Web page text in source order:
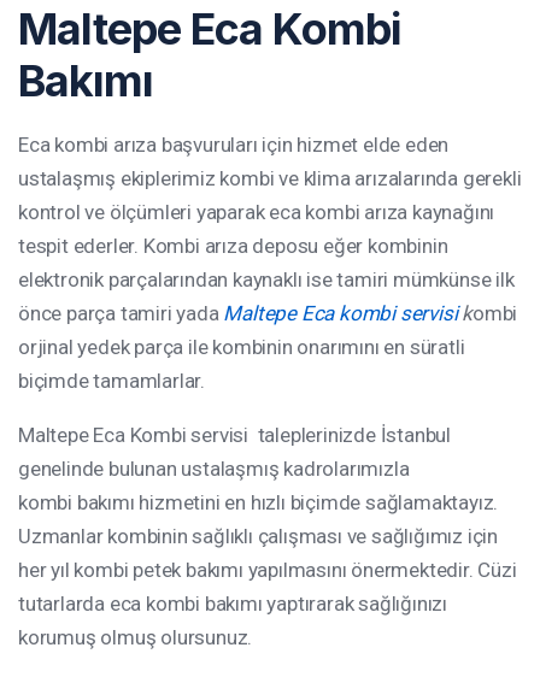
Maltepe Eca Kombi
Bakımı
Eca kombi arıza başvuruları için hizmet elde eden
ustalaşmış ekiplerimiz kombi ve klima arızalarında gerekli
kontrol ve ölçümleri yaparak eca kombi arıza kaynağını
tespit ederler. Kombi arıza deposu eğer kombinin
elektronik parçalarından kaynaklı ise tamiri mümkünse ilk
önce parça tamiri yada Maltepe Eca kombi servisikombi
orjinal yedek parça ile kombinin onarımını en süratli
biçimde tamamlarlar.
Maltepe Eca Kombi servisi taleplerinizde İstanbul
genelinde bulunan ustalaşmış kadrolarımızla
kombi bakımı hizmetini en hızlı biçimde sağlamaktayız.
Uzmanlar kombinin sağlıklı çalışması ve sağlığımız için
her yıl kombi petek bakımı yapılmasını önermektedir. Cüzi
tutarlarda eca kombi bakımı yaptırarak sağlığınızı
korumuş olmuş olursunuz.